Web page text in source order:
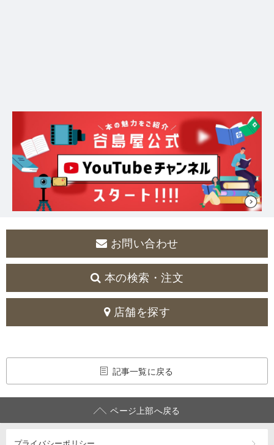
お問い合わせ
本の検索・注文
店舗を探す
記事一覧に戻る
ページ上部へ戻る